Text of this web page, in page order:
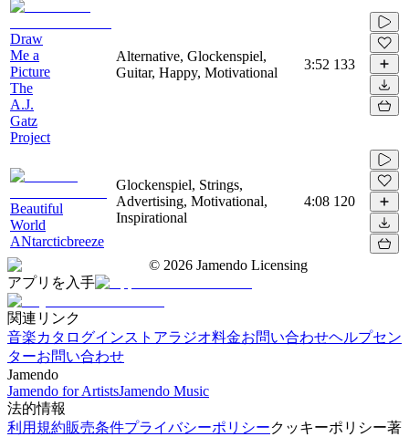
Draw
Me a
Picture
The
A.J.
Gatz
Project
Alternative, Glockenspiel,
Guitar, Happy, Motivational
3:52 133
Beautiful
World
ANtarcticbreeze
Glockenspiel, Strings,
Advertising, Motivational,
Inspirational
4:08 120
© 2026 Jamendo Licensing
アプリを入手
関連リンク
音楽カタログインストアラジオ料金お問い合わせヘルプセン
ターお問い合わせ
Jamendo
Jamendo for ArtistsJamendo Music
法的情報
利用規約販売条件プライバシーポリシークッキーポリシー著